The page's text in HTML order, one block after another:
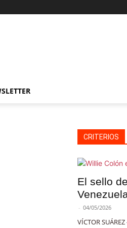
CRITERIOS
El sello
- 04/05/2026
VÍCTOR